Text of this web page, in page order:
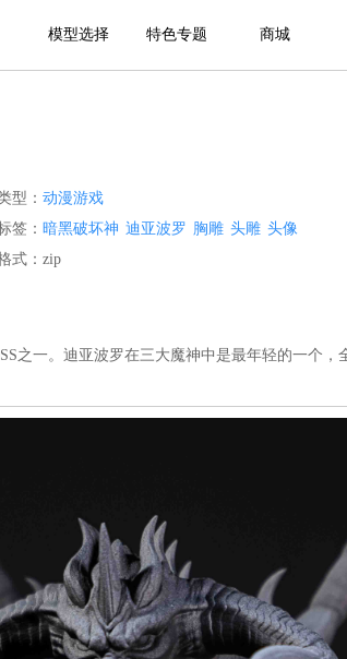
模型选择 特色专题 商城
型： 动漫游戏
签： 暗黑破坏神 迪亚波罗 胸雕 头雕 头像
式：zip
之一。迪亚波罗在三大魔神中是最年轻的一个，